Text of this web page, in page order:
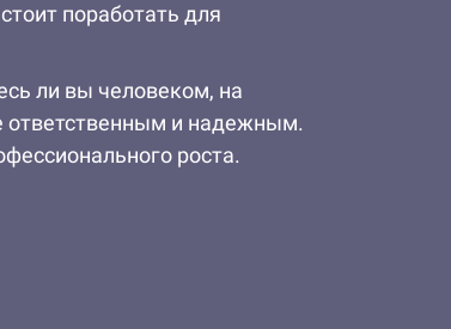
поработать для
ли вы человеком, на
ответственным и надежным.
роста.